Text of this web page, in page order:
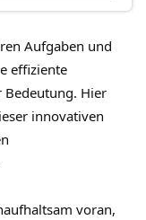
Aufgaben und
effiziente
Hier
innovativen
voran,